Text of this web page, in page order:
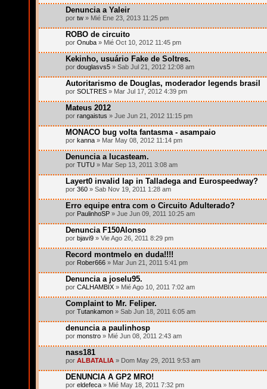
Denuncia a Yaleir
por tw » Mié Ene 23, 2013 11:25 pm
ROBO de circuito
por Onuba » Mié Oct 10, 2012 11:45 pm
Kekinho, usuário Fake de Soltres.
por douglasvs5 » Sab Jul 21, 2012 12:08 am
Autoritarismo de Douglas, moderador legends brasil
por SOLTRES » Mar Jul 17, 2012 4:39 pm
Mateus 2012
por rangaistus » Jue Jun 21, 2012 11:15 pm
MONACO bug volta fantasma - asampaio
por kanna » Mar May 08, 2012 11:14 pm
Denuncia a lucasteam.
por TUTU » Mar Sep 13, 2011 3:08 am
Layert0 invalid lap in Talladega and Eurospeedway?
por 360 » Sab Nov 19, 2011 1:28 am
Erro equipe entra com o Circuito Adulterado?
por PaulinhoSP » Jue Jun 09, 2011 10:25 am
Denuncia F150Alonso
por bjavi9 » Vie Ago 26, 2011 8:29 pm
Record montmelo en duda!!!!
por Rober666 » Mar Jun 21, 2011 5:41 pm
Denuncia a joselu95.
por CALHAMBIX » Mié Ago 10, 2011 7:02 am
Complaint to Mr. Feliper.
por Tutankamon » Sab Jun 18, 2011 6:05 am
denuncia a paulinhosp
por monstro » Mié Jun 08, 2011 2:43 am
nass181
por ALBATALIA » Dom May 29, 2011 9:53 am
DENUNCIA A GP2 MRO!
por eldefeca » Mié May 18, 2011 7:32 pm